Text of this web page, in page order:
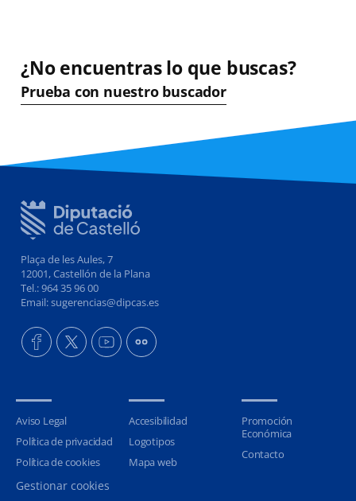
¿No encuentras lo que buscas?
Prueba con nuestro buscador
Plaça de les Aules, 7
12001, Castellón de la Plana
Tel.: 964 35 96 00
Email: sugerencias@dipcas.es
Aviso Legal
Política de privacidad
Política de cookies
Gestionar cookies
Accesibilidad
Logotipos
Mapa web
Promoción
Económica
Contacto